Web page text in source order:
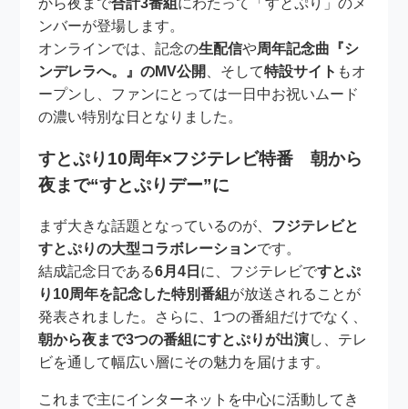
から夜まで合計3番組 にわたって「すとぷり」のメ
ンバーが登場します。
オンラインでは、記念の生配信や周年記念曲『シ
ンデレラへ。』のMV公開
、そして特設サイト もオ
ープンし、ファンにとっては一日中お祝いムード
の濃い特別な日となりました。
すとぷり10周年×フジテレビ特番 朝から
夜まで“すとぷりデー”に
まず大きな話題となっているのが、 フジテレビと
すとぷりの大型コラボレーションです。
結成記念日である6月4日 に、フジテレビですとぷ
り10周年を記念した特別番組 が放送されることが
発表されました。さらに、1つの番組だけでなく、
朝から夜まで3つの番組にすとぷりが出演し、テレ
ビを通して幅広い層にその魅力を届けます。
これまで主にインターネットを中心に活動してき